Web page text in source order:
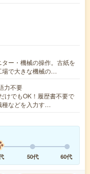
ー・機械の操作。古紙を
場で大きな機械の…
力不要
けでもOK！履歴書不要で
種などを入力す…
50代 60代